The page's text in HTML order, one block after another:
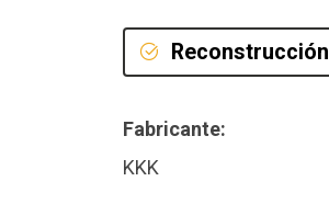
Reconstrucción
Fabricante:
KKK